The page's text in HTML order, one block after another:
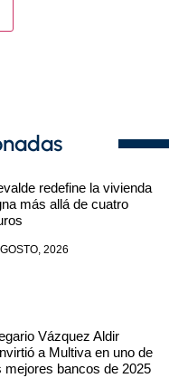
redefine la vivienda
más allá de cuatro
2026
Vázquez Aldir
a Multiva en uno de
mejores bancos de 2025